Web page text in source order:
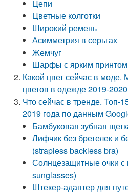
Цепи
Цветные колготки
Широкий ремень
Асимметрия в серьгах
Жемчуг
Шарфы с ярким принтом
Какой цвет сейчас в моде.
цветов в одежде 2019-
Что сейчас в тренде. Топ-
2019 года по данным
Бамбуковая зубная
Лифчик без бретелек и
(strapless backless bra)
Солнцезащитные очки
sunglasses)
Штекер-адаптер для